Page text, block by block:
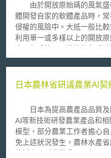
間。 貳、重點說明 一、韓國技術控股公司成立條件及流程 (一)技術控股公
司成立主體及條件 依韓國產學研合作促進法第2條第8款規定，所謂
「技術控股公司」，係指大
或研究機構，擁有總統令所
列4項要件： 1.股份公司 2.公司幹部須未符合「國家公務員法」第33條第1
其它機關 ( 構 )) 以技術出資
之50% 4.其它由總統令規定須具備之標準 ( 即全職專業人力1名以上及擁有
專用空間 ) 具備上述條件後，應取得韓國教育科學技術部長之許可，始得成
立。 (二)技術控股公司成立流程 欲成立技術控股公司之產學合作團，應
向教育科學技術部提出「技
由於開放原始碼的風氣盛
體開發自家的軟體產品時，
侵權的風險中。大抵一般比
利用單一或多樣以上的開放
時，已構成”散佈”行為，是
理公司（ Open Source Risk
投保 100 萬美元的保單，每
日本農林省研議農業AI契
日本為提高農產品品質及
AI等新技術研發農業產品和
模型，部分農業工作者擔心
免上述狀況發生，農林水產